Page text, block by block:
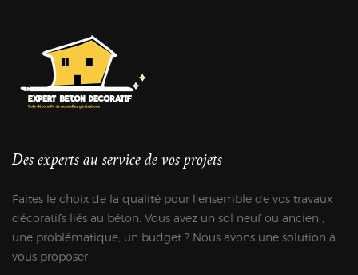
Des experts au service de vos projets
Faites le choix de la qualité pour l'ensemble de vos travaux
décoratifs liés au béton. Vous avez un sol neuf ou ancien ,
une problématique, un budget ? Nous avons une solution à
vous proposer